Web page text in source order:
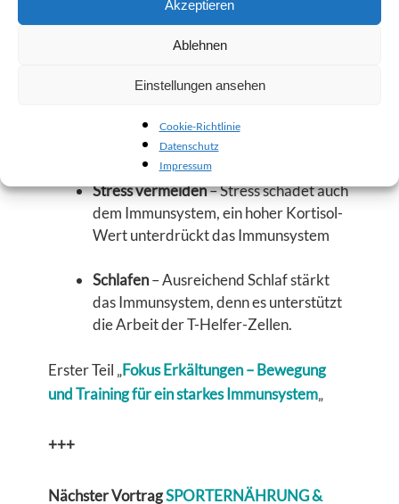
Akzeptieren
Ablehnen
Einstellungen ansehen
Cookie-Richtlinie
Datenschutz
Impressum
Scharf essen
Winter rausgehen! 3 – 4 mal am Tag
halten, denn trockene Heizungsluft
trocknet die Schleimhäute aus.
Stress vermeiden– Stress schadet auch
dem Immunsystem, ein hoher Kortisol-
Wert unterdrückt das Immunsystem
Schlafen– Ausreichend Schlaf stärkt
das Immunsystem, denn es unterstützt
die Arbeit der T-Helfer-Zellen.
Erster Teil „Fokus Erkältungen – Bewegung
und Training für ein starkes Immunsystem„
+++
Nächster VortragSPORTERNÄHRUNG &